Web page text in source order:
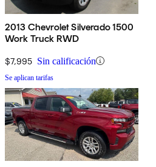
2013 Chevrolet Silverado 1500
Work Truck RWD
$7,995 Sin calificación
Se aplican tarifas